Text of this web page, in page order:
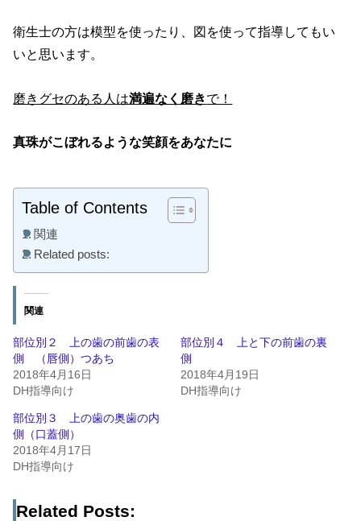
衛生士の方は模型を使ったり、図を使って指導してもい
いと思います。
磨きグセのある人は満遍なく磨きで！
真珠がこぼれるような笑顔をあなたに
Table of Contents
関連
Related posts:
関連
部位別２ 上の歯の前歯の表
側 （唇側）つあち
2018年4月16日
DH指導向け
部位別４ 上と下の前歯の裏
側
2018年4月19日
DH指導向け
部位別３ 上の歯の奥歯の内
側（口蓋側）
2018年4月17日
DH指導向け
Related Posts: